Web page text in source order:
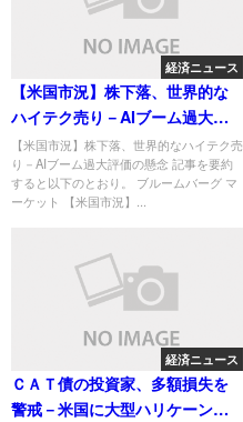
経済ニュース
【米国市況】株下落、世界的な
ハイテク売り－AIブーム過大評
価の懸念
【米国市況】株下落、世界的なハイテク売
り－AIブーム過大評価の懸念 記事を要約
すると以下のとおり。 ブルームバーグ マ
ーケット 【米国市況】...
経済ニュース
ＣＡＴ債の投資家、多額損失を
警戒－米国に大型ハリケーン連